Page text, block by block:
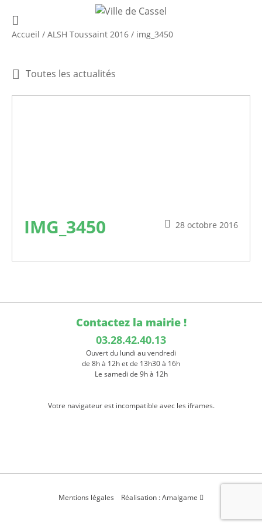
Accueil / ALSH Toussaint 2016 / img_3450
Toutes les actualités
28 octobre 2016
IMG_3450
Contactez la mairie !
03.28.42.40.13
Ouvert du lundi au vendredi
de 8h à 12h et de 13h30 à 16h
Le samedi de 9h à 12h
Votre navigateur est incompatible avec les iframes.
Mentions légales Réalisation : Amalgame